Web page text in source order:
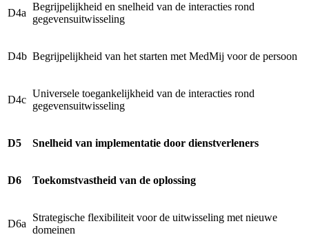
D4a
Begrijpelijkheid en snelheid van de interacties rond
gegevensuitwisseling
D4b Begrijpelijkheid van het starten met MedMij voor de persoon
D4c
Universele toegankelijkheid van de interacties rond
gegevensuitwisseling
D5 Snelheid van implementatie door dienstverleners
D6 Toekomstvastheid van de oplossing
D6a
Strategische flexibiliteit voor de uitwisseling met nieuwe
domeinen